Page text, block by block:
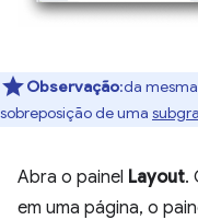
Observação:da
sobreposição de uma
Abra o painel Layout.
em uma página, o